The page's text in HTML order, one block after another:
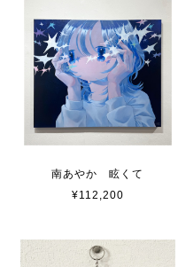
南あやか 眩くて
¥112,200